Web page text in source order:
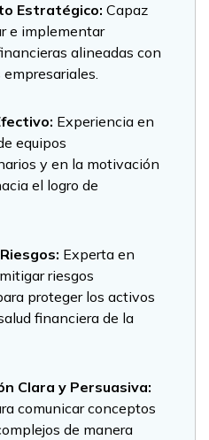
Estratégico: Capaz
e implementar
alineadas con
Experiencia en
equipos
y en la motivación
el logro de
Experta en
riesgos
proteger los activos
financiera de la
Clara y Persuasiva:
comunicar conceptos
de manera